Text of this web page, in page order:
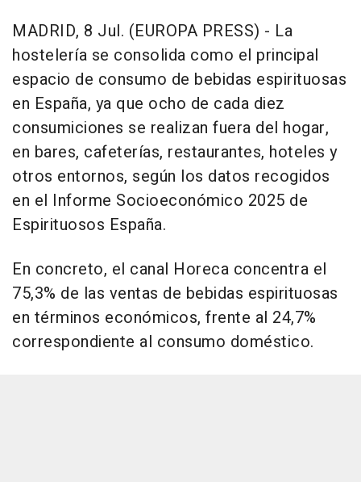
MADRID, 8 Jul. (EUROPA PRESS) - La
hostelería se consolida como el principal
espacio de consumo de bebidas espirituosas
en España, ya que ocho de cada diez
consumiciones se realizan fuera del hogar,
en bares, cafeterías, restaurantes, hoteles y
otros entornos, según los datos recogidos
en el Informe Socioeconómico 2025 de
Espirituosos España.
En concreto, el canal Horeca concentra el
75,3% de las ventas de bebidas espirituosas
en términos económicos, frente al 24,7%
correspondiente al consumo doméstico.